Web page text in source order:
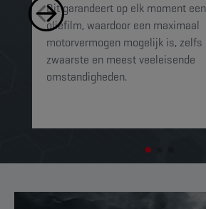
Dit garandeert op elk moment
oliefilm, waardoor een maximaal
motorvermogen mogelijk is, zelfs
zwaarste en meest veeleisende
omstandigheden.